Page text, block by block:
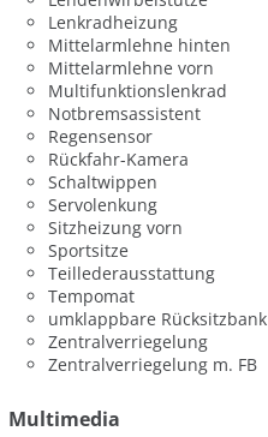
Lenkradheizung
Mittelarmlehne hinten
Mittelarmlehne vorn
Multifunktionslenkrad
Notbremsassistent
Regensensor
Rückfahr-Kamera
Schaltwippen
Servolenkung
Sitzheizung vorn
Sportsitze
Teillederausstattung
Tempomat
umklappbare Rücksitzbank
Zentralverriegelung
Zentralverriegelung m. FB
Multimedia